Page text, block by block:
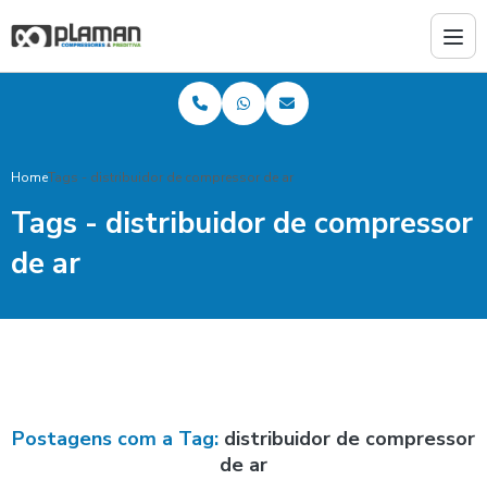
HomeTags - distribuidor de compressor de ar
Tags - distribuidor de compressor
de ar
Postagens com a Tag: distribuidor de compressor
de ar